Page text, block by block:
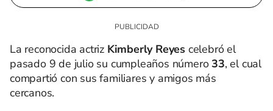
La reconocida actriz Kimberly Reyes celebró el
pasado 9 de julio su cumpleaños número33, el cual
compartió con sus familiares y amigos más
cercanos.